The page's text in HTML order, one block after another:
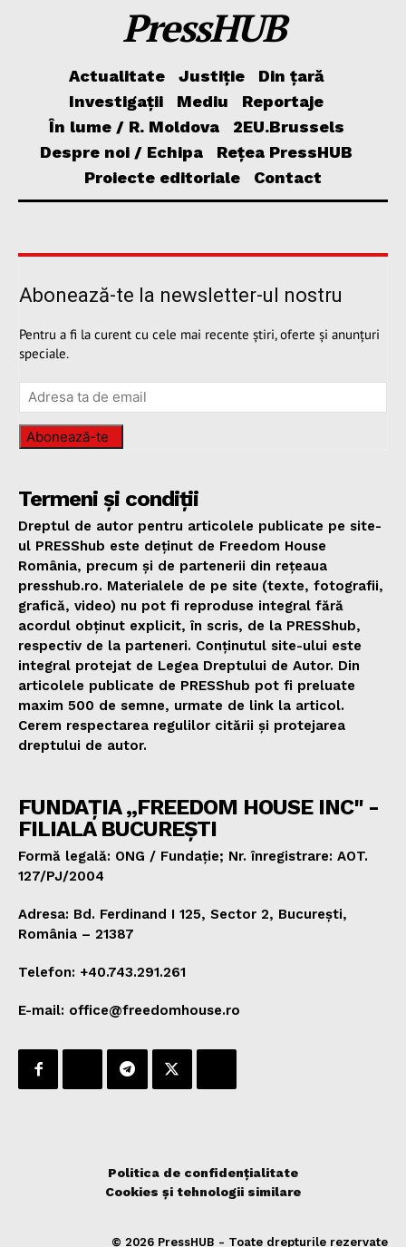
PressHUB
Actualitate Justiție
Din țară
Investigații
Mediu
Reportaje
În lume / R. Moldova
2EU.Brussels
Despre noi / Echipa
Rețea PressHUB
Proiecte editoriale
Contact
Abonează-te la newsletter-ul nostru
Pentru a fi la curent cu cele mai recente știri, oferte și anunțuri
speciale.
Abonează-te
Termeni și condiții
Dreptul de autor pentru articolele publicate pe site-
ul PRESShub este deținut de Freedom House
România, precum și de partenerii din rețeaua
presshub.ro. Materialele de pe site (texte, fotografii,
grafică, video) nu pot fi reproduse integral fără
acordul obținut explicit, în scris, de la PRESShub,
respectiv de la parteneri. Conținutul site-ului este
integral protejat de Legea Dreptului de Autor. Din
articolele publicate de PRESShub pot fi preluate
maxim 500 de semne, urmate de link la articol.
Cerem respectarea regulilor citării și protejarea
dreptului de autor.
FUNDAȚIA „FREEDOM HOUSE INC" -
FILIALA BUCUREȘTI
Formă legală: ONG / Fundație; Nr. înregistrare: AOT.
127/PJ/2004
Adresa: Bd. Ferdinand I 125, Sector 2, București,
România – 21387
Telefon: +40.743.291.261
E-mail: office@freedomhouse.ro
Politica de confidențialitate
Cookies și tehnologii similare
© 2026 PressHUB - Toate drepturile rezervate